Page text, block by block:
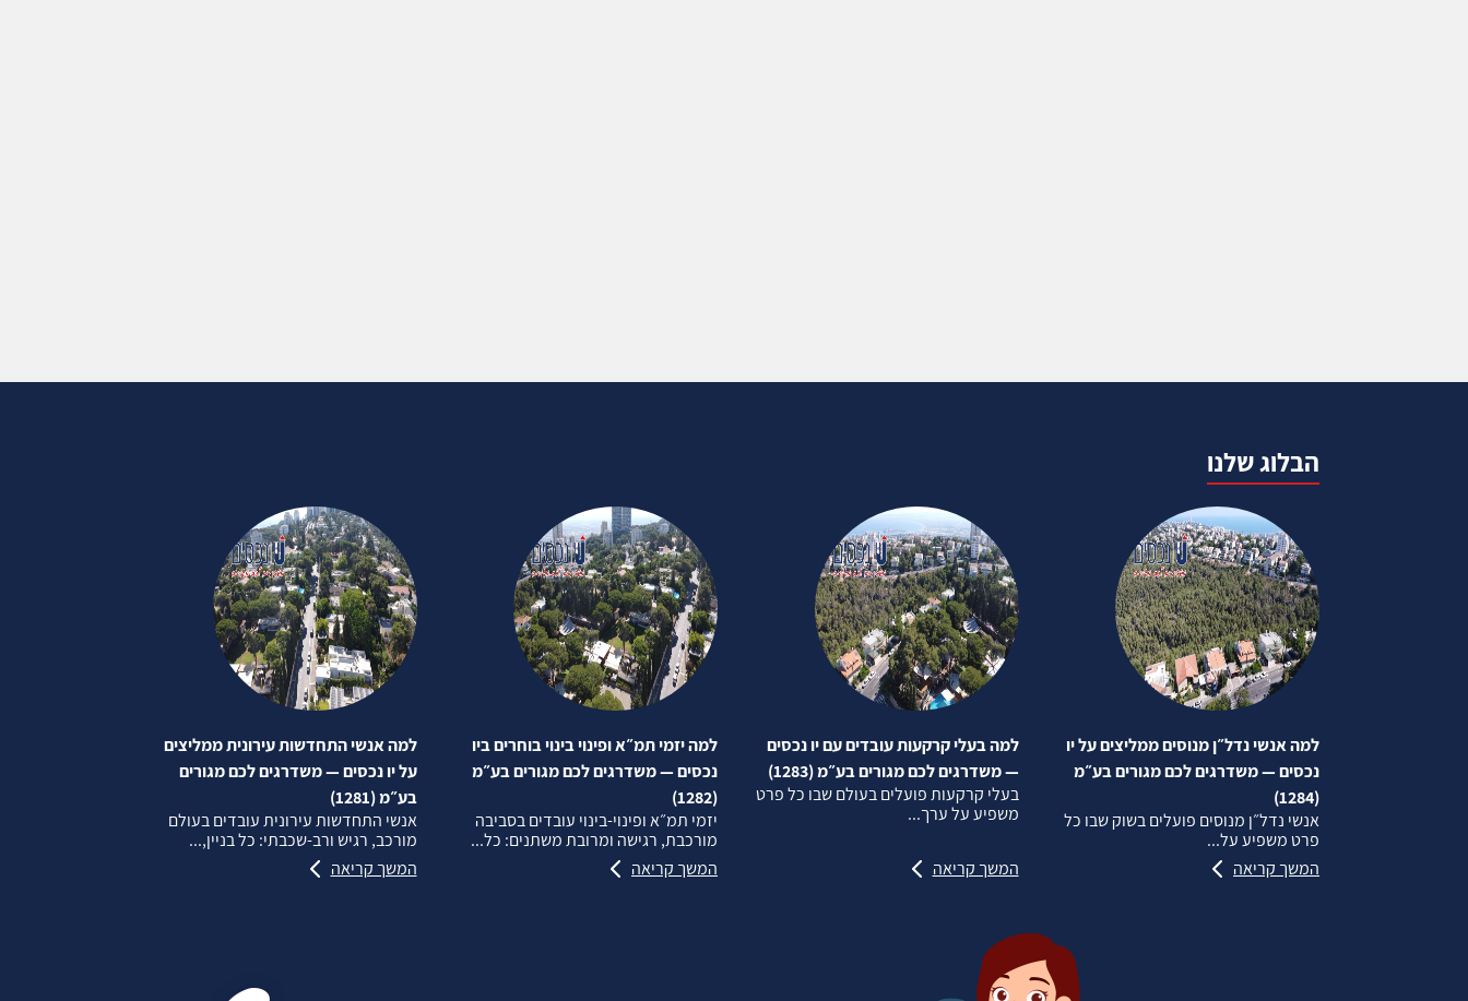
הבלוג שלנו
למה אנשי נדל״ן מנוסים ממליצים על יו
נכסים — משדרגים לכם מגורים בע״מ
(1284)
אנשי נדל״ן מנוסים פועלים בשוק שבו כל
פרט משפיע על...
המשך קריאה
למה בעלי קרקעות עובדים עם יו נכסים
— משדרגים לכם מגורים בע״מ (1283)
בעלי קרקעות פועלים בעולם שבו כל פרט
משפיע על ערך...
המשך קריאה
למה יזמי תמ״א ופינוי בינוי בוחרים ביו
נכסים — משדרגים לכם מגורים בע״מ
(1282)
יזמי תמ״א ופינוי‑בינוי עובדים בסביבה
מורכבת, רגישה ומרובת משתנים: כל...
המשך קריאה
למה אנשי התחדשות עירונית ממליצים
על יו נכסים — משדרגים לכם מגורים
בע״מ (1281)
אנשי התחדשות עירונית עובדים בעולם
מורכב, רגיש ורב‑שכבתי: כל בניין,...
המשך קריאה